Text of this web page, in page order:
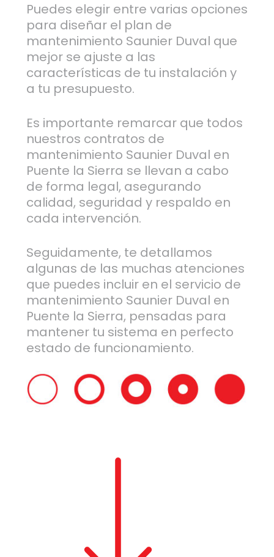
Puedes elegir entre varias opciones
para diseñar el plan de
mantenimiento Saunier Duval que
mejor se ajuste a las
características de tu instalación y
a tu presupuesto.
Es importante remarcar que todos
nuestros contratos de
mantenimiento Saunier Duval en
Puente la Sierra se llevan a cabo
de forma legal, asegurando
calidad, seguridad y respaldo en
cada intervención.
Seguidamente, te detallamos
algunas de las muchas atenciones
que puedes incluir en el servicio de
mantenimiento Saunier Duval en
Puente la Sierra, pensadas para
mantener tu sistema en perfecto
estado de funcionamiento.